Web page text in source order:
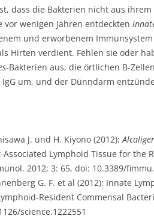
dass die Bakterien nicht aus
vor wenigen Jahren entdeckten
und erworbenem
Hirten verdient. Fehlen sie oder
-Bakterien aus, die örtlichen B-
IgG um, und der Dünndarm
J. und H. Kiyono (2012):
Associated Lymphoid Tissue for the
2012; 3: 65, doi: 10.3389/
G. F. et al (2012): Innate
Resident Commensal
science.1222551